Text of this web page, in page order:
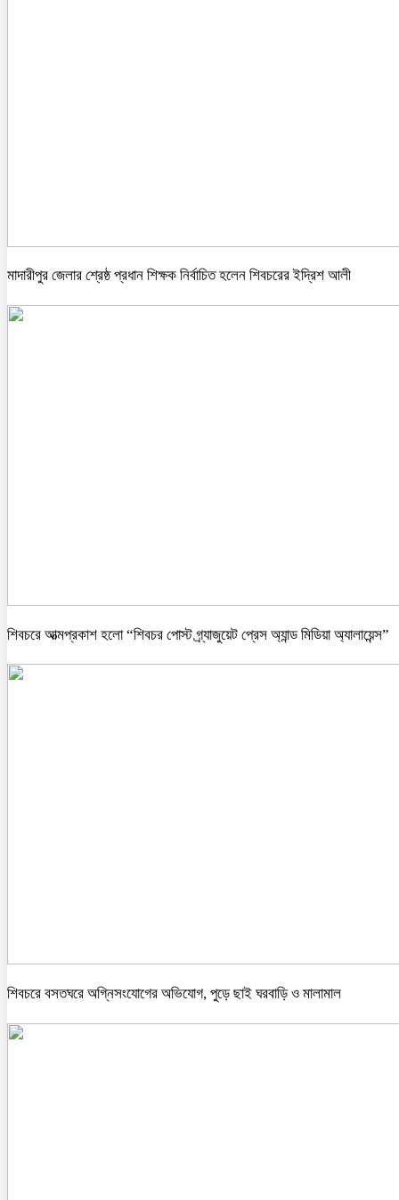
মাদারীপুর জেলার শ্রেষ্ঠ প্রধান শিক্ষক নির্বাচিত হলেন শিবচরের ইদ্রিশ আলী
শিবচরে আত্মপ্রকাশ হলো “শিবচর পোস্ট গ্র্যাজুয়েট প্রেস অ্যান্ড মিডিয়া অ্যালায়েন্স”
শিবচরে বসতঘরে অগ্নিসংযোগের অভিযোগ, পুড়ে ছাই ঘরবাড়ি ও মালামাল